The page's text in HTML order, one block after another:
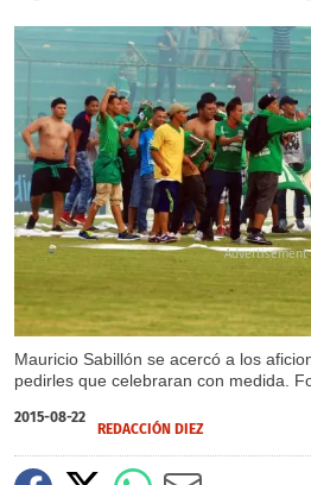
Mauricio Sabillón se acercó a los
pedirles que celebraran con medida.
2015-08-22
REDACCIÓN DIEZ